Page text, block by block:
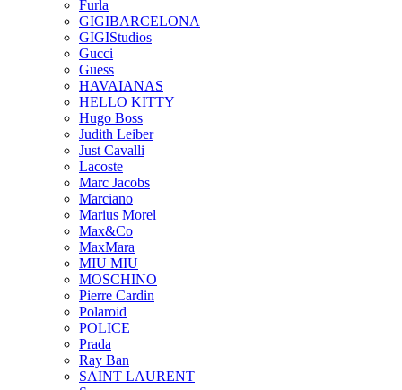
Furla
GIGIBARCELONA
GIGIStudios
Gucci
Guess
HAVAIANAS
HELLO KITTY
Hugo Boss
Judith Leiber
Just Cavalli
Lacoste
Marc Jacobs
Marciano
Marius Morel
Max&Co
MaxMara
MIU MIU
MOSCHINO
Pierre Cardin
Polaroid
POLICE
Prada
Ray Ban
SAINT LAURENT